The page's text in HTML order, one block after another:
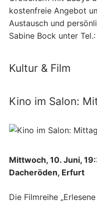
kostenfreie Angebot
Austausch und
Sabine Bock unter
Kultur & Film
Kino im Salon:
Mittwoch, 10. Juni,
Dacheröden, Erfurt
Die Filmreihe